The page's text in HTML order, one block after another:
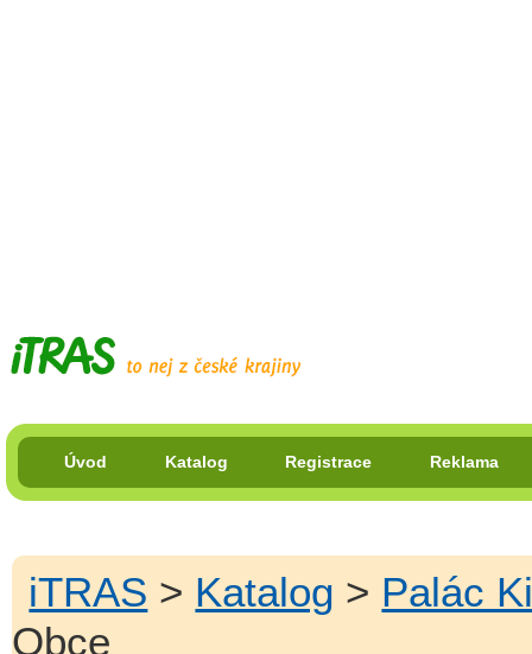
Úvod Katalog Registrace Reklama
iTRAS > Katalog > Palác
Obce